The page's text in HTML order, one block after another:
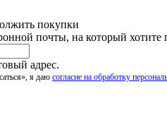
покупки
почты, на который
адрес.
я даю согласие на обработку